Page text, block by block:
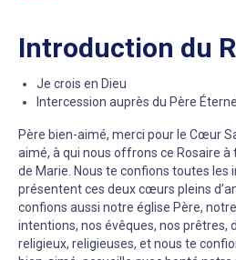
Introduction du
Je crois en Dieu
Intercession auprès du Père
Père bien-aimé, merci pour le Cœur
aimé, à qui nous offrons ce Rosaire
de Marie. Nous te confions toutes les
présentent ces deux cœurs pleins
confions aussi notre église Père,
intentions, nos évêques, nos prêtres,
religieux, religieuses, et nous te